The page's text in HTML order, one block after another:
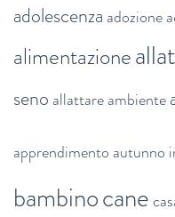
adolescenza adozione
alimentazione
seno allattareambiente
apprendimento autunno
bambinocane